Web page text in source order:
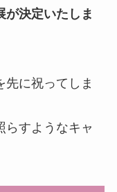
が決定いたしま
先に祝ってしま
らすようなキャ